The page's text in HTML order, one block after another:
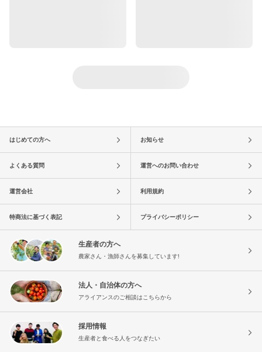
はじめての方へ お知らせ
よくある質問 運営へのお問い合わせ
運営会社 利用規約
特商法に基づく表記 プライバシーポリシー
生産者の方へ
農家さん・漁師さんを募集しています!
法人・自治体の方へ
アライアンスのご相談はこちらから
採用情報
生産者と食べる人をつなぎたい